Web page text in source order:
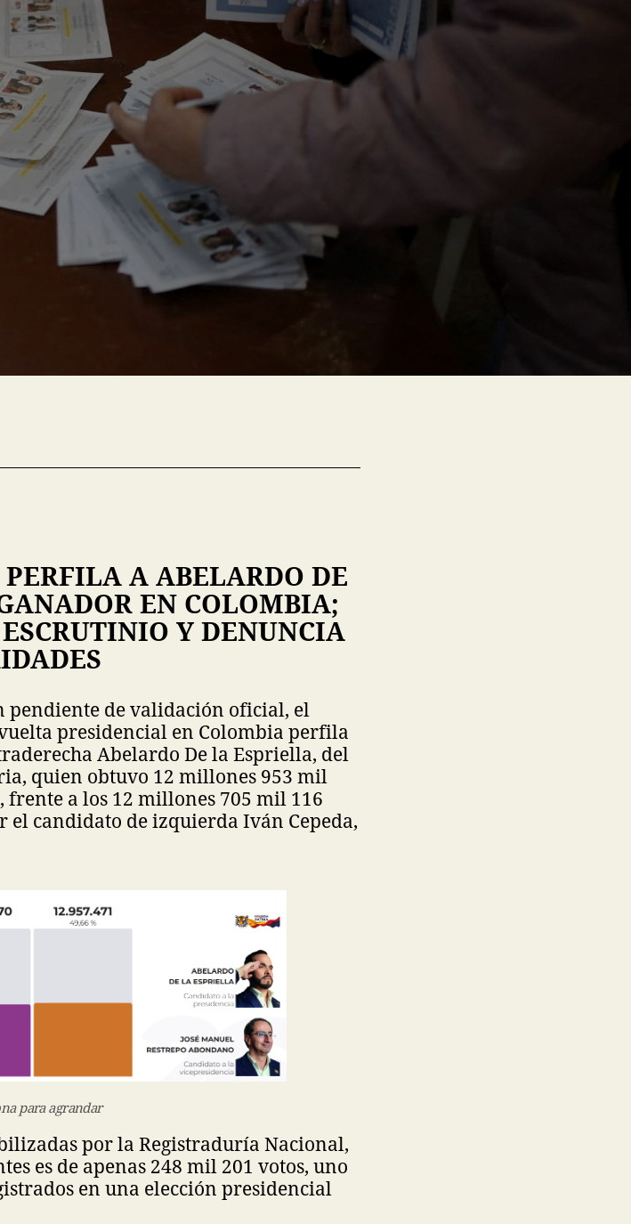
A ABELARDO DE
EN COLOMBIA;
Y DENUNCIA
de validación oficial, el
presidencial en Colombia perfila
Abelardo De la Espriella, del
quien obtuvo 12 millones 953 mil
frente a los 12 millones 705 mil 116
el candidato de izquierda Iván Cepeda,
para agrandar
por la Registraduría Nacional,
es de apenas 248 mil 201 votos, uno
en una elección presidencial